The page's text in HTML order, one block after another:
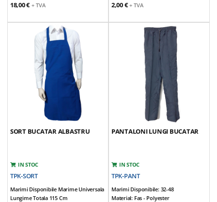
18,00 € + TVA 2,00 € + TVA
SORT BUCATAR ALBASTRU
IN STOC
TPK-SORT
Marimi Disponibile Marime Universala
Lungime Totala 115 Cm
PANTALONI LUNGI BUCATAR
IN STOC
TPK-PANT
Marimi Disponibile: 32-48
Material: Fas - Polyester